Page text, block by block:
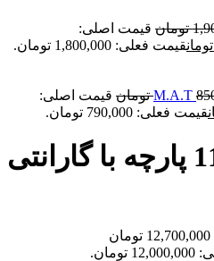
تومان قیمت اصلی:
تومانقیمت فعلی: 1,800,000 تومان.
تومان قیمت اصلی:
قیمت فعلی: 790,000 تومان.
میله صافکاری 11 پارچه با گارانتی
قیمت اصلی: 12,700,000 تومان